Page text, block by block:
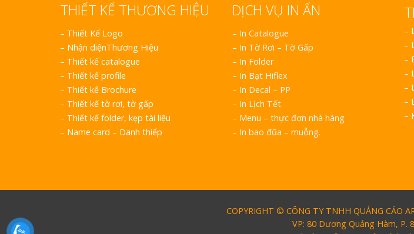
THIẾT KẾ THƯƠNG HIỆU
– Thiết Kế Logo
– Nhận diệnThương Hiệu
– Thiết kế catalogue
– Thiết kế profile
– Thiết kế Brochure
– Thiết kế tờ rơi, tờ gấp
– Thiết kế folder, kẹp tài liệu
– Name card – Danh thiếp
DỊCH VỤ IN ẤN
– In Catalogue
– In Tờ Rơi – Tờ Gấp
– In Folder
– In Bạt Hiflex
– In Decal – PP
– In Lịch Tết
– Menu – thực đơn nhà hàng
– In bao đũa – muỗng.
–
–
–
–
–
–
–
COPYRIGHT © CÔNG TY TNHH QUẢNG CÁO
VP: 80 Dương Quảng Hàm, P.